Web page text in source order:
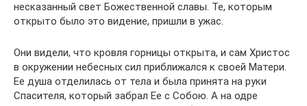
несказанный свет Божественной славы. Те, которым
открыто было это видение, пришли в ужас.
Они видели, что кровля горницы открыта, и сам Христос
в окружении небесных сил приближался к своей Матери.
Ее душа отделилась от тела и была принята на руки
Спасителя, который забрал Ее с Собою. А на одре